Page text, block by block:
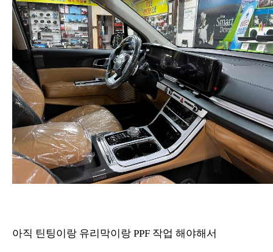
아직 틴팅이랑 유리막이랑 PPF 작업 해야해서